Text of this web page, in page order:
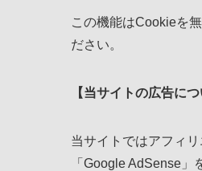
この機能はCookieを
ださい。
【当サイトの広告につ
当サイトではアフィ
「Google AdSense」